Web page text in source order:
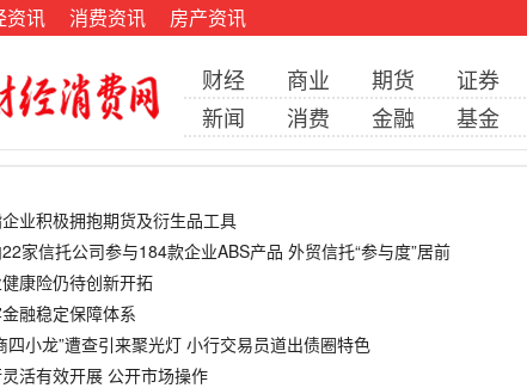
资讯 消费资讯 房产资讯
财经 商业 期货 证券
新闻
消费 金融 基金
业积极拥抱期货及衍生品工具
家信托公司参与184款企业ABS产品 外贸信托“参与度”居前
康险仍待创新开拓
融稳定保障体系
四小龙”遭查引来聚光灯 小行交易员道出债圈特色
活有效开展 公开市场操作